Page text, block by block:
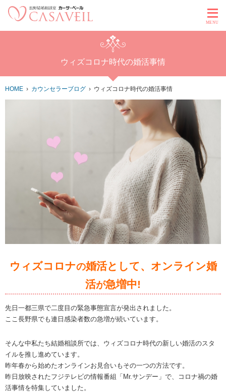
MENU
ウィズコロナ時代の婚活事情
HOME カウンセラーブログ ウィズコロナ時代の婚活事情
ウィズコロナの婚活として、オンライン婚
活が急増中!
先日一都三県で二度目の緊急事態宣言が発出されました。
ここ長野県でも連日感染者数の急増が続いています。
そんな中私たち結婚相談所では、ウィズコロナ時代の新しい婚活のスタ
イルを推し進めています。
昨年春から始めたオンラインお見合いもその一つの方法です。
昨日放映されたフジテレビの情報番組「Mr.サンデー」で、コロナ禍の婚
活事情を特集していました。